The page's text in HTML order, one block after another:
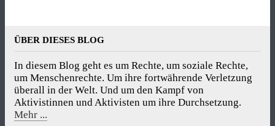
ÜBER DIESES BLOG
um Menschenrechte. Um ihre fortwährende Verletzung
überall in der Welt. Und um den Kampf von
Aktivistinnen und Aktivisten um ihre Durchsetzung.
Mehr ...